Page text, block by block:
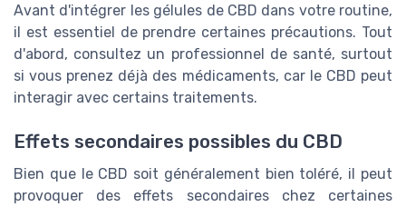
Avant d'intégrer les gélules de CBD dans votre routine,
il est essentiel de prendre certaines précautions. Tout
d'abord, consultez un professionnel de santé, surtout
si vous prenez déjà des médicaments, car le CBD peut
interagir avec certains traitements.
Effets secondaires possibles du CBD
Bien que le CBD soit généralement bien toléré, il peut
provoquer des effets secondaires chez certaines